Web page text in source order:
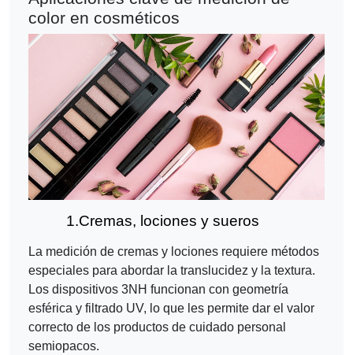
color en cosméticos
1.Cremas, lociones y sueros
La medición de cremas y lociones requiere métodos
especiales para abordar la translucidez y la textura.
Los dispositivos 3NH funcionan con geometría
esférica y filtrado UV, lo que les permite dar el valor
correcto de los productos de cuidado personal
semiopacos.